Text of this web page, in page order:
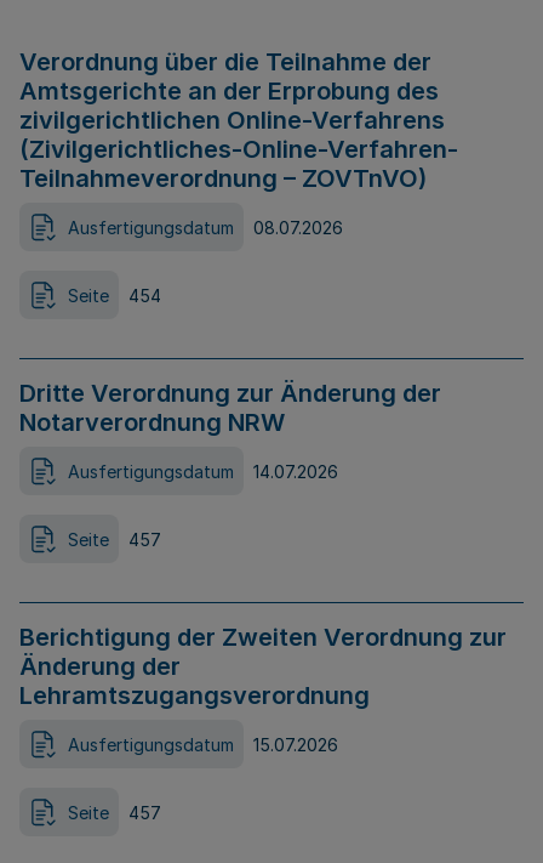
Verordnung über die Teilnahme der
Amtsgerichte an der Erprobung des
zivilgerichtlichen Online-Verfahrens
(Zivilgerichtliches-Online-Verfahren-
Teilnahmeverordnung – ZOVTnVO)
Ausfertigungsdatum 08.07.2026
Seite 454
Dritte Verordnung zur Änderung der
Notarverordnung NRW
Ausfertigungsdatum 14.07.2026
Seite 457
Berichtigung der Zweiten Verordnung zur
Änderung der
Lehramtszugangsverordnung
Ausfertigungsdatum 15.07.2026
Seite 457